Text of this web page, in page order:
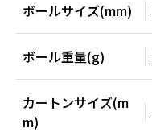
ボールサイズ(mm)
ボール重量(g)
カートンサイズ(m
m)